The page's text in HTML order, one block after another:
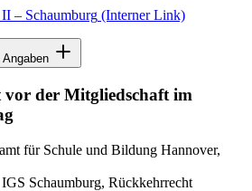
– Schaumburg (Interner Link)
der Mitgliedschaft im
für Schule und Bildung Hannover,
Schaumburg, Rückkehrrecht